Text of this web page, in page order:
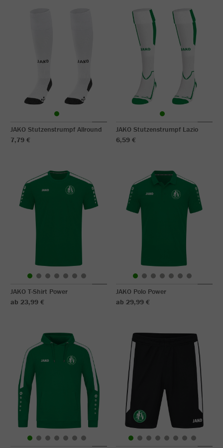
JAKO Stutzenstrumpf Allround
7,79 €
JAKO Stutzenstrumpf Lazio
6,59 €
JAKO T-Shirt Power
ab 23,99 €
JAKO Polo Power
ab 29,99 €